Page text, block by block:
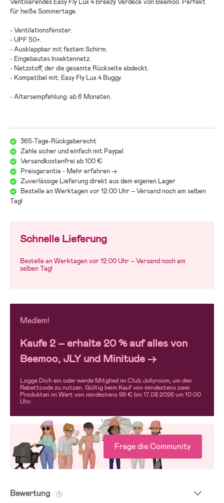
Ventilierendes Easy Fly Lux 4 Breezy Verdeck von Beemoo. Perfekt
für heiße Sommertage.
- Ventilationsfenster.
- UPF 50+.
- Ausklappbar mit festem Schirm.
- Eingebautes Insektennetz.
- Netzstoff, der die gesamte Rückseite abdeckt.
- Kompatibel mit: Easy Fly Lux 4 Buggy.
- Altersempfehlung: ab 6 Monaten.
365-Tage-Rückgaberecht
Zahle sicher und einfach mit Paypal
Versandkostenfrei ab 100 €
Preisgarantie - Mehr erfahren ->
Zuverlässige Lieferung direkt aus dem eigenen Lager
Bestelle an Werktagen vor 12:00 Uhr – Versand noch am selben
Tag!
Schnelle Lieferung
Bestelle an Werktagen vor 12:00 Uhr – Versand noch am
selben Tag!
Medlem!
Kaufe 2 – erhalte 20 % auf alles von
Beemoo, JLY und Minitude →
Logge Dich ein oder werde Mitglied im Club Jollyroom, um den
Rabattcode zu nutzen. Gültig beim Kauf von mindestens zwei
Produkten im Wert von mindestens 99 € bis 17.08.2026 um 10:00
Uhr.
Frage die Community
Bewertung